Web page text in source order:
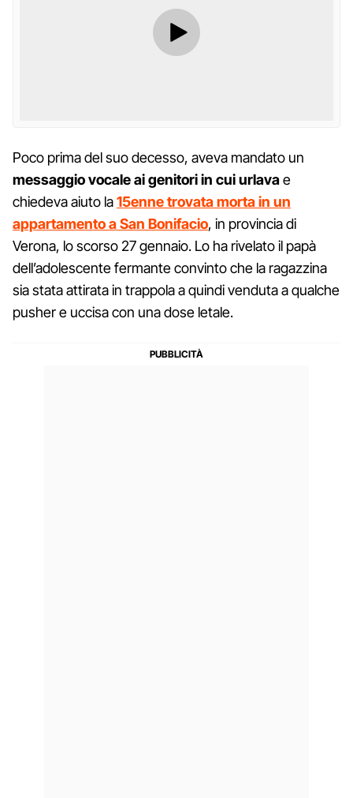
Poco prima del suo decesso, aveva mandato un
messaggio vocale ai genitori in cui urlavae
chiedeva aiuto la15enne trovata morta in un
appartamento a San Bonifacio, in provincia di
Verona, lo scorso 27 gennaio. Lo ha rivelato il papà
dell’adolescente fermante convinto che la ragazzina
sia stata attirata in trappola a quindi venduta a qualche
pusher e uccisa con una dose letale.